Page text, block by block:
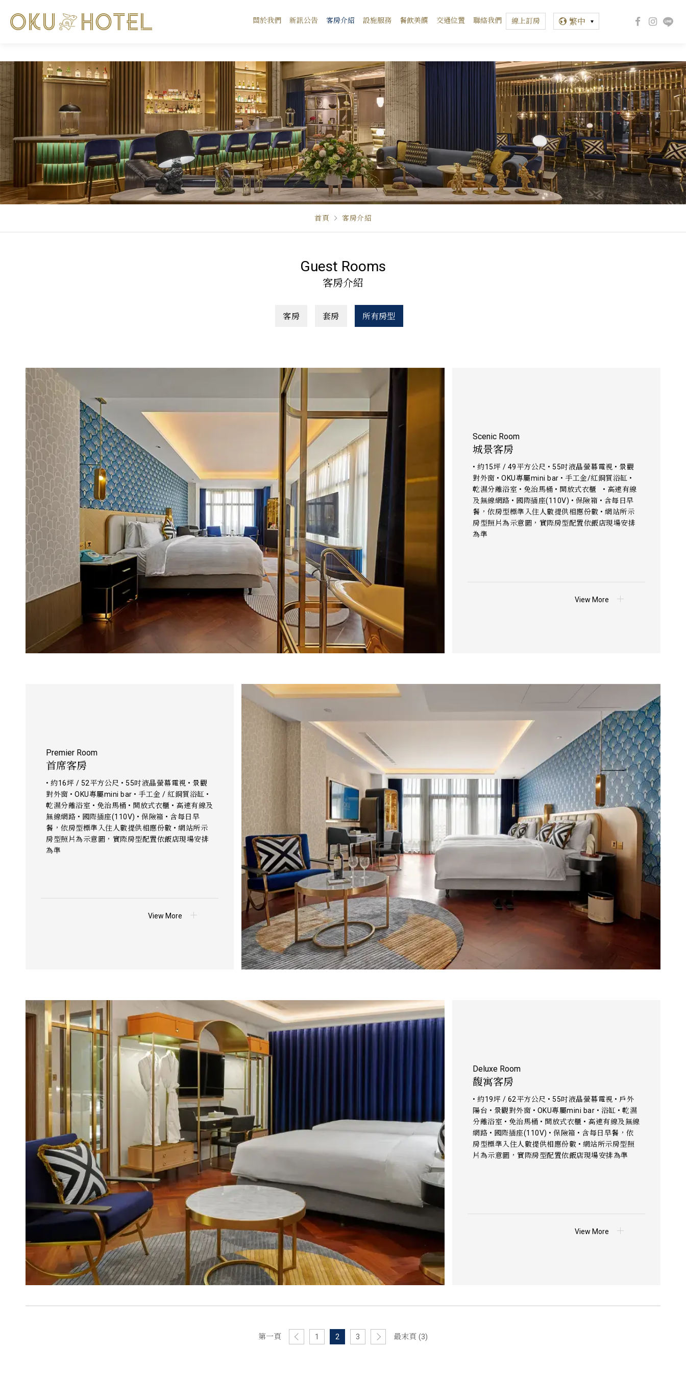
關於我們 新訊公告 客房介紹 設施服務 餐飲美饌 交通位置 聯絡我們 線上訂房
繁中
한글
首頁 客房介紹
Guest Rooms
客房介紹
客房 套房 所有房型
Scenic Room
城景客房
• 約15坪 / 49平方公尺 • 55吋液晶螢幕電視 • 景觀
對外窗 • OKU專屬mini bar • 手工金/紅銅質浴缸 •
乾濕分離浴室 • 免治馬桶 • 開放式衣櫃 • 高速有線
及無線網路 • 國際插座(110V) • 保險箱 • 含每日早
餐，依房型標準入住人數提供相應份數 • 網站所示
房型照片為示意圖，實際房型配置依飯店現場安排
為準
View More
Premier Room
首席客房
• 約16坪 / 52平方公尺 • 55吋液晶螢幕電視 • 景觀
對外窗 • OKU專屬mini bar • 手工金 / 紅銅質浴缸 •
乾濕分離浴室 • 免治馬桶 • 開放式衣櫃 • 高速有線及
無線網路 • 國際插座(110V) • 保險箱 • 含每日早
餐，依房型標準入住人數提供相應份數 • 網站所示
房型照片為示意圖，實際房型配置依飯店現場安排
為準
View More
Deluxe Room
馥寓客房
• 約19坪 / 62平方公尺 • 55吋液晶螢幕電視 • 戶外
陽台 • 景觀對外窗 • OKU專屬mini bar • 浴缸 • 乾濕
分離浴室 • 免治馬桶 • 開放式衣櫃 • 高速有線及無線
網路 • 國際插座(110V) • 保險箱 • 含每日早餐，依
房型標準入住人數提供相應份數 • 網站所示房型照
片為示意圖，實際房型配置依飯店現場安排為準
View More
第一頁 1 2 3 最末頁 (3)